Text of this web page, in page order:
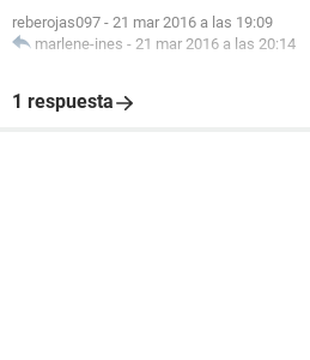
reberojas097 - 21 mar 2016 a las 19:09
marlene-ines - 21 mar 2016 a las 20:14
1 respuesta